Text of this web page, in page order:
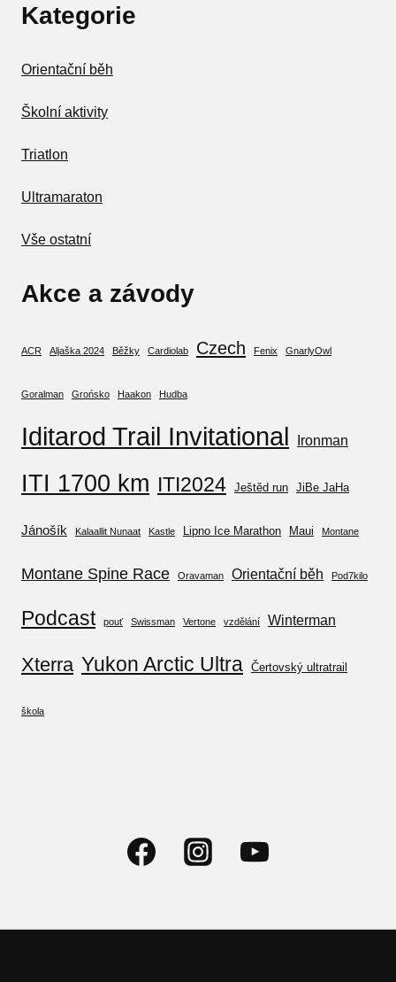
Kategorie
Orientační běh
Školní aktivity
Triatlon
Ultramaraton
Vše ostatní
Akce a závody
ACR Aljaška 2024 Běžky Cardiolab Czech Fenix GnarlyOwl
Goralman Grońsko Haakon Hudba
Iditarod Trail Invitational Ironman
ITI 1700 km ITI2024 Ještěd run JiBe JaHa
Jánošík Kalaallit Nunaat Kastle Lipno Ice Marathon Maui Montane
Montane Spine Race Oravaman Orientační běh Pod7kilo
Podcast pouť Swissman Vertone vzdělání Winterman
Xterra Yukon Arctic Ultra Čertovský ultratrail
škola